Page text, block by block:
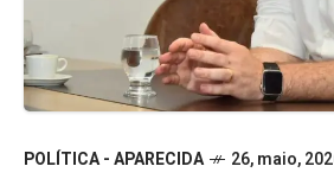
POLÍTICA - APARECIDA 26, maio,